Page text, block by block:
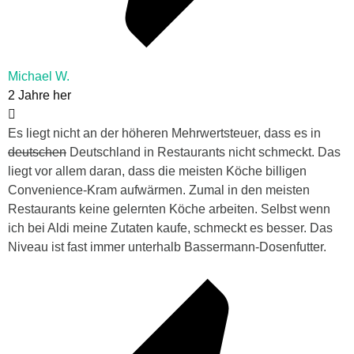
Michael W.
2 Jahre her
Es liegt nicht an der höheren Mehrwertsteuer, dass es in
deutschen Deutschland in Restaurants nicht schmeckt. Das
liegt vor allem daran, dass die meisten Köche billigen
Convenience-Kram aufwärmen. Zumal in den meisten
Restaurants keine gelernten Köche arbeiten. Selbst wenn
ich bei Aldi meine Zutaten kaufe, schmeckt es besser. Das
Niveau ist fast immer unterhalb Bassermann-Dosenfutter.